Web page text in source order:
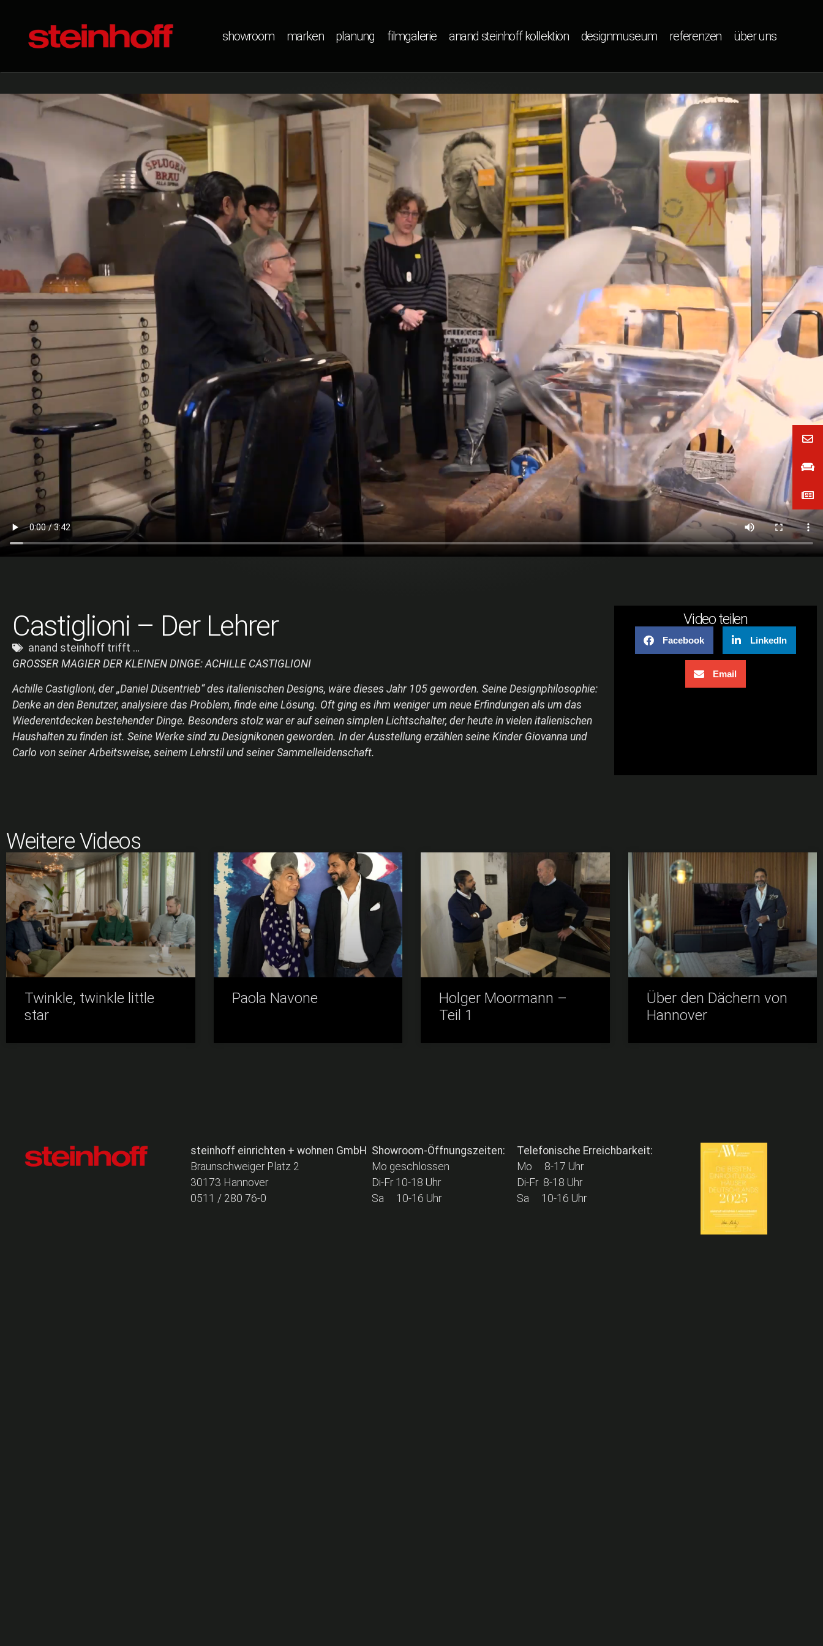
showroom marken planung filmgalerie anand steinhoff kollektion designmuseum referenzen über uns
Castiglioni – Der Lehrer
anand steinhoff trifft …
GROSSER MAGIER DER KLEINEN DINGE: ACHILLE CASTIGLIONI
Achille Castiglioni, der „Daniel Düsentrieb“ des italienischen Designs, wäre dieses Jahr 105 geworden. Seine Designphilosophie:
Denke an den Benutzer, analysiere das Problem, finde eine Lösung. Oft ging es ihm weniger um neue Erfindungen als um das
Wiederentdecken bestehender Dinge. Besonders stolz war er auf seinen simplen Lichtschalter, der heute in vielen italienischen
Haushalten zu finden ist. Seine Werke sind zu Designikonen geworden. In der Ausstellung erzählen seine Kinder Giovanna und
Carlo von seiner Arbeitsweise, seinem Lehrstil und seiner Sammelleidenschaft.
Video teilen
Facebook LinkedIn
Email
Weitere Videos
Twinkle, twinkle little
star
Paola Navone
Holger Moormann –
Teil 1
Über den Dächern von
Hannover
steinhoff einrichten + wohnen GmbH
Braunschweiger Platz 2
30173 Hannover
0511 / 280 76-0
Showroom-Öffnungszeiten:
Mo geschlossen
Di-Fr 10-18 Uhr
Sa 10-16 Uhr
Telefonische Erreichbarkeit:
Mo 8-17 Uhr
Di-Fr 8-18 Uhr
Sa 10-16 Uhr